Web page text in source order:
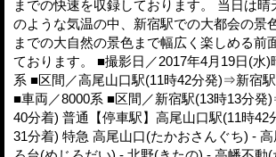
までの快速を収録しております。 当日は晴
のような気温の中、新宿駅での大都会の景
までの大自然の景色まで幅広く楽しめる前
ております。 ■撮影日／2017年4月19日(水)
系 ■区間／高尾山口駅(11時42分発)⇒新宿
■車両／8000系 ■区間／新宿駅(13時13分
40分着) 普通【停車駅】高尾山口駅(11時
31分着) 特急 高尾山口(たかおさんぐち) -